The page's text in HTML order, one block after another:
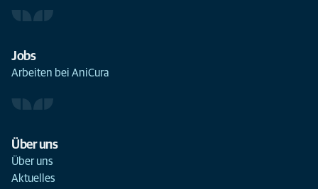
Jobs
Arbeiten bei AniCura
Über uns
Über uns
Aktuelles